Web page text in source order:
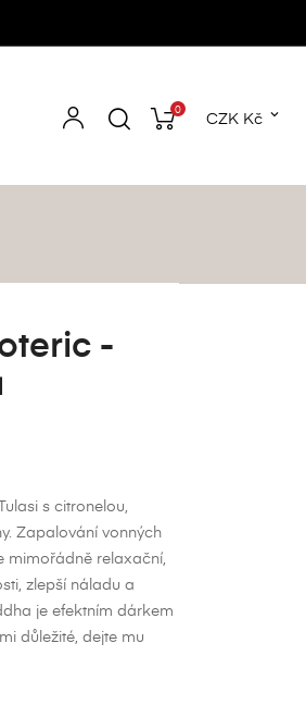
0 CZK Kč 
-
s citronelou,
Zapalování vonných
mimořádně relaxační,
zlepší náladu a
je efektním dárkem
důležité, dejte mu